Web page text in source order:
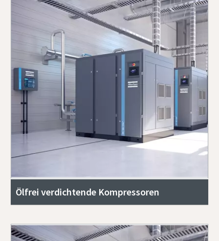
Ölfrei verdichtende Kompressoren